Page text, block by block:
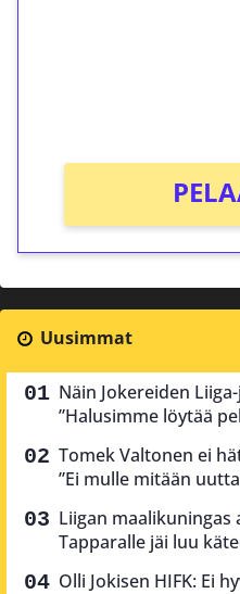
Uusimmat
Näin Jokereiden
”Halusimme löytää
Tomek Valtonen ei
”Ei mulle mitään
Liigan
Tapparalle jäi luu
Olli Jokisen HIFK: Ei